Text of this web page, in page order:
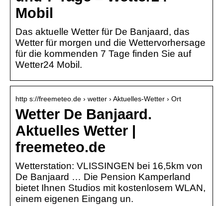
Mobil
Das aktuelle Wetter für De Banjaard, das
Wetter für morgen und die Wettervorhersage
für die kommenden 7 Tage finden Sie auf
Wetter24 Mobil.
http s://freemeteo.de › wetter › Aktuelles-Wetter › Ort
Wetter De Banjaard.
Aktuelles Wetter |
freemeteo.de
Wetterstation: VLISSINGEN bei 16,5km von
De Banjaard … Die Pension Kamperland
bietet Ihnen Studios mit kostenlosem WLAN,
einem eigenen Eingang un.